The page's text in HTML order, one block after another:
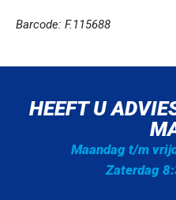
Barcode: F.115688
HEEFT U
Maandag t/m
Zaterdag